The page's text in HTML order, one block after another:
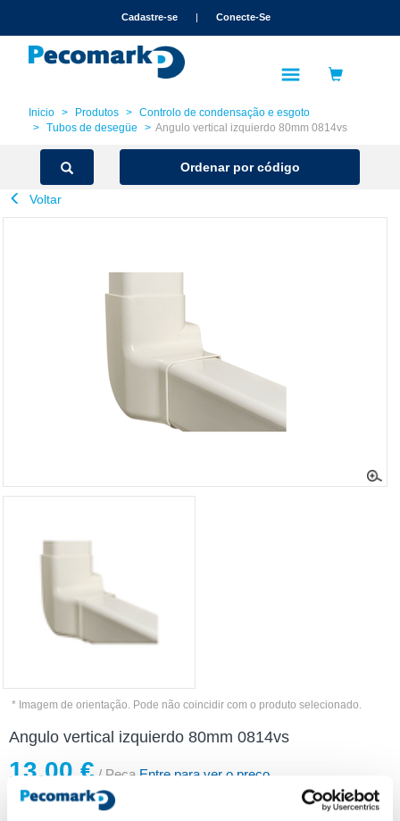
Cadastre-se | Conecte-Se
Inicio Produtos
Controlo de condensação e esgoto
Tubos de desegüe
Angulo vertical izquierdo 80mm 0814vs
Ordenar por código
Voltar
* Imagem de orientação. Pode não coincidir com o produto selecionado.
Angulo vertical izquierdo 80mm 0814vs
13,00 € / Peça Entre para ver o preço
Artiplastic